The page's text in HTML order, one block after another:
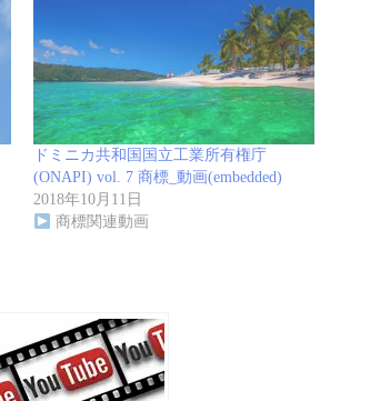
ドミニカ共和国国立工業所有権庁
(ONAPI) vol. 7 商標_動画(embedded)
2018年10月11日
商標関連動画